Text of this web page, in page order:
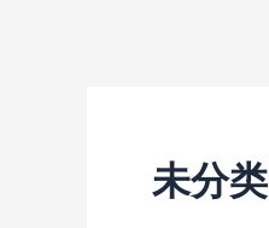
未分类